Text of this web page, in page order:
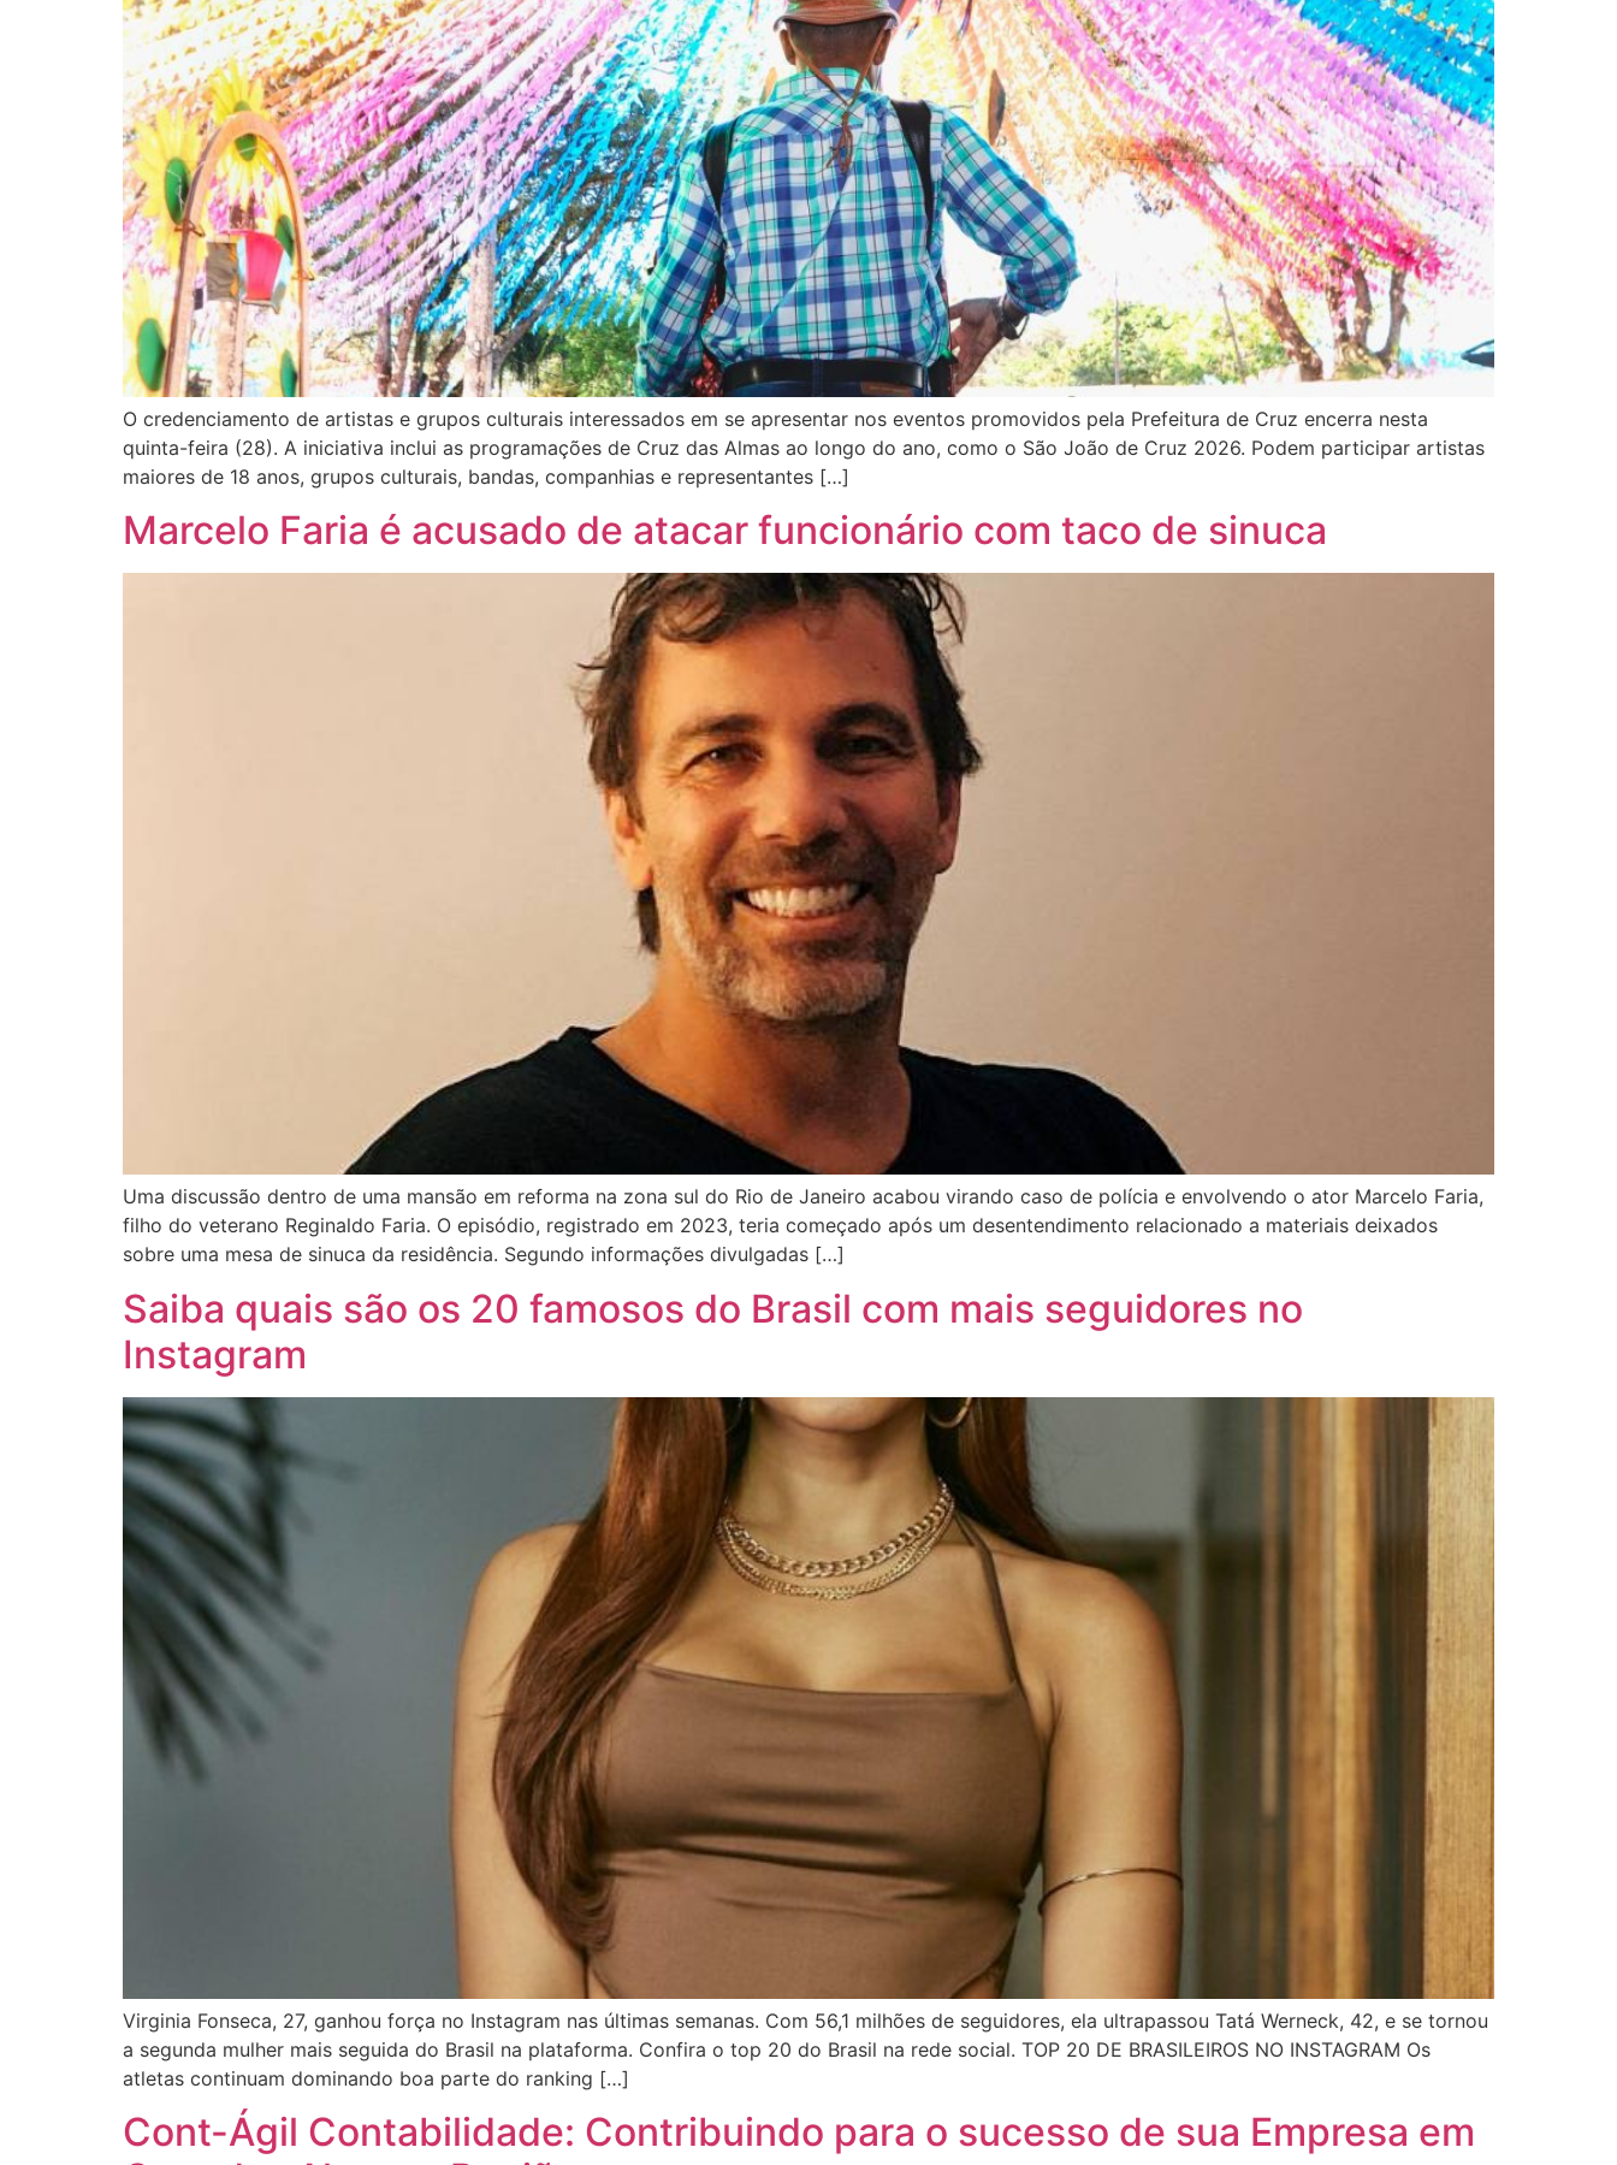
O credenciamento de artistas e grupos culturais interessados em se apresentar nos eventos promovidos pela Prefeitura de Cruz encerra nesta
quinta-feira (28). A iniciativa inclui as programações de Cruz das Almas ao longo do ano, como o São João de Cruz 2026. Podem participar artistas
maiores de 18 anos, grupos culturais, bandas, companhias e representantes […]
Marcelo Faria é acusado de atacar funcionário com taco de sinuca
Uma discussão dentro de uma mansão em reforma na zona sul do Rio de Janeiro acabou virando caso de polícia e envolvendo o ator Marcelo Faria,
filho do veterano Reginaldo Faria. O episódio, registrado em 2023, teria começado após um desentendimento relacionado a materiais deixados
sobre uma mesa de sinuca da residência. Segundo informações divulgadas […]
Saiba quais são os 20 famosos do Brasil com mais seguidores no
Instagram
Virginia Fonseca, 27, ganhou força no Instagram nas últimas semanas. Com 56,1 milhões de seguidores, ela ultrapassou Tatá Werneck, 42, e se tornou
a segunda mulher mais seguida do Brasil na plataforma. Confira o top 20 do Brasil na rede social. TOP 20 DE BRASILEIROS NO INSTAGRAM Os
atletas continuam dominando boa parte do ranking […]
Cont-Ágil Contabilidade: Contribuindo para o sucesso de sua Empresa em